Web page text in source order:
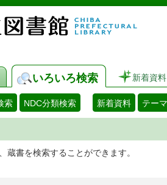
いろいろ検索 新着資料
索 NDC分類検索 新着資料 テー
蔵書を検索することができます。